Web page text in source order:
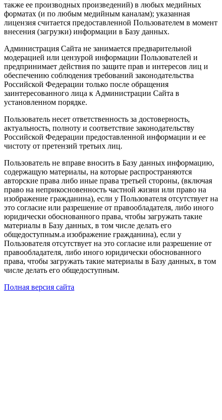
также ее производных произведений) в любых медийных
форматах (и по любым медийным каналам); указанная
лицензия считается предоставленной Пользователем в момент
внесения (загрузки) информации в Базу данных.
Администрация Сайта не занимается предварительной
модерацией или цензурой информации Пользователей и
предпринимает действия по защите прав и интересов лиц и
обеспечению соблюдения требований законодательства
Российской Федерации только после обращения
заинтересованного лица к Администрации Сайта в
установленном порядке.
Пользователь несет ответственность за достоверность,
актуальность, полноту и соответствие законодательству
Российской Федерации предоставленной информации и ее
чистоту от претензий третьих лиц.
Пользователь не вправе вносить в Базу данных информацию,
содержащую материалы, на которые распространяются
авторские права либо иные права третьей стороны, (включая
право на неприкосновенность частной жизни или право на
изображение гражданина), если у Пользователя отсутствует на
это согласие или разрешение от правообладателя, либо иного
юридически обоснованного права, чтобы загружать такие
материалы в Базу данных, в том числе делать его
общедоступным.а изображение гражданина), если у
Пользователя отсутствует на это согласие или разрешение от
правообладателя, либо иного юридически обоснованного
права, чтобы загружать такие материалы в Базу данных, в том
числе делать его общедоступным.
Полная версия сайта